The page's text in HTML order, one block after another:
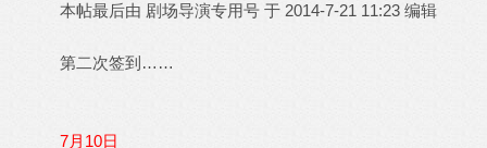
本帖最后由 剧场导演专用号 于 2014-7-21 11:23 编辑
第二次签到……
7月10日